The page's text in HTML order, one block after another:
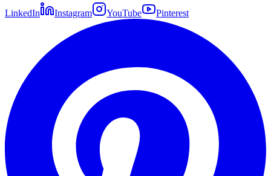
LinkedIn Instagram YouTube Pinterest